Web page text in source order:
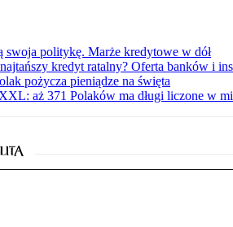
swoja politykę. Marże kredytowe w dół
kredyt ratalny? Oferta banków i
pożycza pieniądze na święta
aż 371 Polaków ma długi liczone w